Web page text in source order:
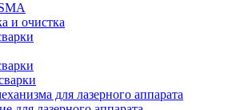
и очистка
для лазерного аппарата